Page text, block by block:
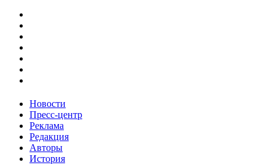
Новости
Пресс-центр
Реклама
Редакция
Авторы
История